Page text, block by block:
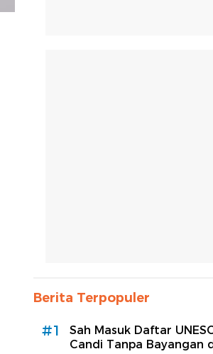
Berita Terpopuler
#1
Sah Masuk Daftar
Candi Tanpa Bayangan